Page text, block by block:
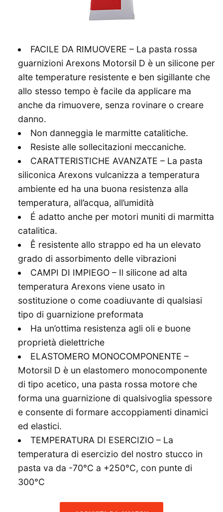
FACILE DA RIMUOVERE – La pasta rossa
guarnizioni Arexons Motorsil D è un silicone per
alte temperature resistente e ben sigillante che
allo stesso tempo è facile da applicare ma
anche da rimuovere, senza rovinare o creare
danno.
Non danneggia le marmitte catalitiche.
Resiste alle sollecitazioni meccaniche.
CARATTERISTICHE AVANZATE – La pasta
siliconica Arexons vulcanizza a temperatura
ambiente ed ha una buona resistenza alla
temperatura, all’acqua, all’umidità
É adatto anche per motori muniti di marmitta
catalitica.
Ê resistente allo strappo ed ha un elevato
grado di assorbimento delle vibrazioni
CAMPI DI IMPIEGO – Il silicone ad alta
temperatura Arexons viene usato in
sostituzione o come coadiuvante di qualsiasi
tipo di guarnizione preformata
Ha un’ottima resistenza agli oli e buone
proprietà dielettriche
ELASTOMERO MONOCOMPONENTE –
Motorsil D è un elastomero monocomponente
di tipo acetico, una pasta rossa motore che
forma una guarnizione di qualsivoglia spessore
e consente di formare accoppiamenti dinamici
ed elastici.
TEMPERATURA DI ESERCIZIO – La
temperatura di esercizio del nostro stucco in
pasta va da -70°C a +250°C, con punte di
300°C